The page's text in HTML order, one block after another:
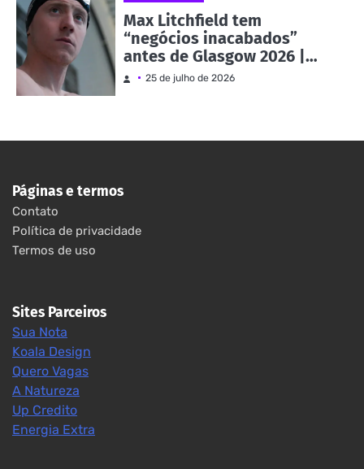
Max Litchfield tem
“negócios inacabados”
antes de Glasgow 2026 |
Notícias e eventos
25 de julho de 2026
Páginas e termos
Contato
Política de privacidade
Termos de uso
Sites Parceiros
Sua Nota
Koala Design
Quero Vagas
A Natureza
Up Credito
Energia Extra